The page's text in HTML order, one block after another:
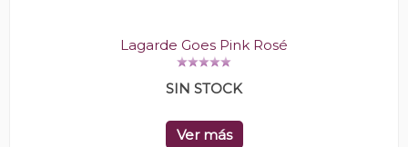
Lagarde Goes Pink Rosé
SIN STOCK
Ver más